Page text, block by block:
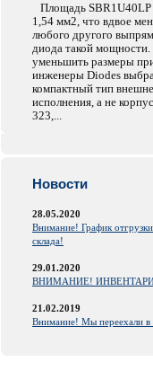
Площадь SBR1U40LP
1,54 мм2, что вдвое
любого другого
диода такой
уменьшить размеры
инженеры Diodes
компактный тип
исполнения, а не
323,...
Новости
28.05.2020
Внимание! График
склада!
29.01.2020
ВНИМАНИЕ!
21.02.2019
Внимание! Мы переехали в